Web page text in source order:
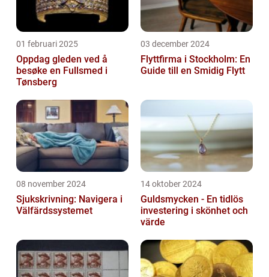
01 februari 2025
Oppdag gleden ved å
besøke en Fullsmed i
Tønsberg
03 december 2024
Flyttfirma i Stockholm: En
Guide till en Smidig Flytt
08 november 2024
Sjukskrivning: Navigera i
Välfärdssystemet
14 oktober 2024
Guldsmycken - En tidlös
investering i skönhet och
värde